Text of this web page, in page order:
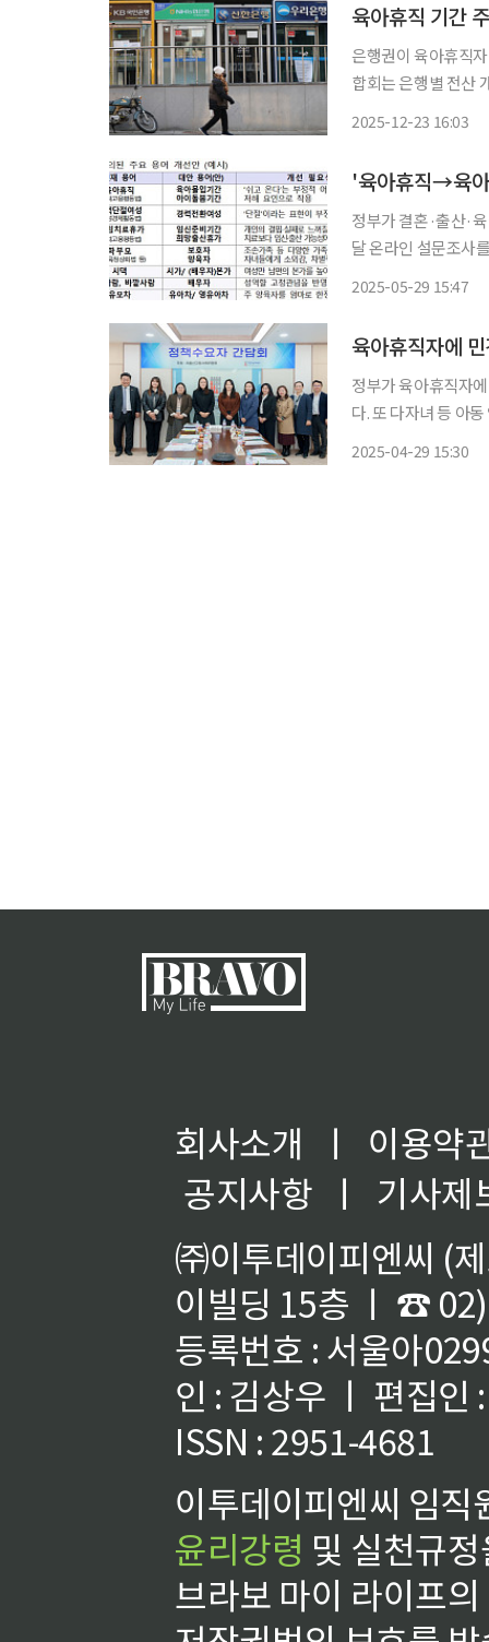
육아휴직 기간
은행권이 육아휴직자의
합회는 은행별 전산
2025-12-23 16:03
'육아휴직→육
정부가 결혼·출산·
달 온라인 설문조사를 진행한다. 저출산고령사회위원회
2025-05-29 15:47
육아휴직자에
정부가 육아휴직자
다. 또 다자녀 등 아동 양육가정
2025-04-29 15:30
회사소개 ㅣ
이용약
공지사항
ㅣ
기사제
㈜이투데이피엔씨 (
이빌딩 15층 ㅣ ☎
등록번호 : 서울아
인 : 김상우 ㅣ 편집인
ISSN : 2951-4681
이투데이피엔씨 임
윤리강령 및 실천규
브라보 마이 라이프